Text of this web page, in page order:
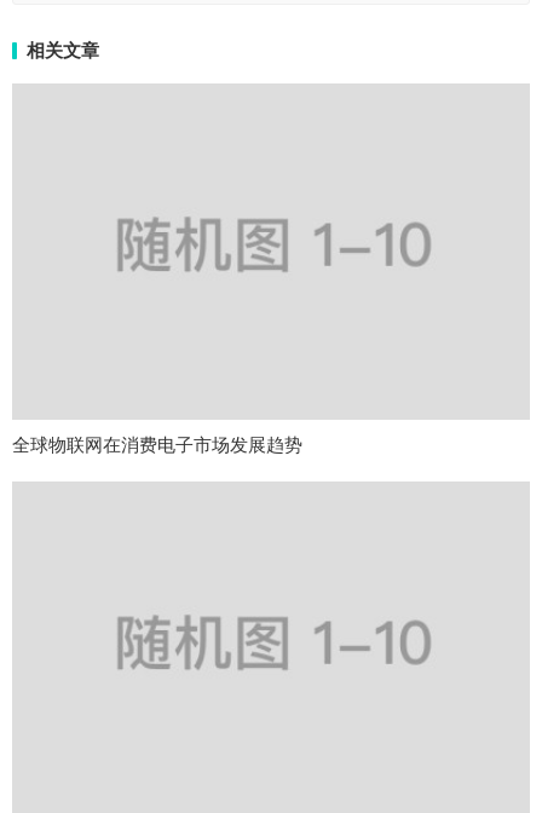
相关文章
全球物联网在消费电子市场发展趋势